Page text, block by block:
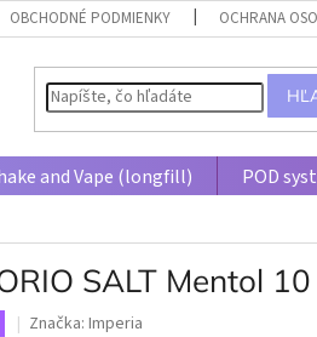
OBCHODNÉ PODMIENKY OCHRANA
and Vape (longfill) POD
SALT Mentol
Značka: Imperia